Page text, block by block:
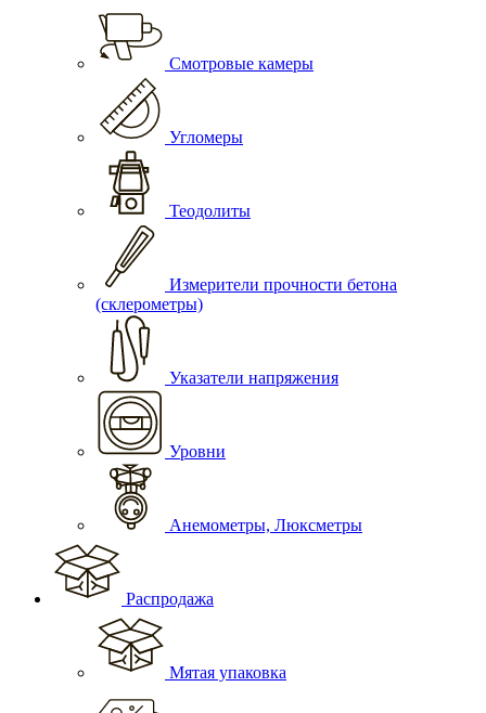
Смотровые камеры
Угломеры
Теодолиты
Измерители прочности бетона
(склерометры)
Указатели напряжения
Уровни
Анемометры, Люксметры
Распродажа
Мятая упаковка